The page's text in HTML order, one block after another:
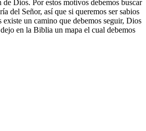
Dios. Por estos motivos debemos buscar
del Señor, así que si queremos ser sabios
existe un camino que debemos seguir, Dios
en la Biblia un mapa el cual debemos